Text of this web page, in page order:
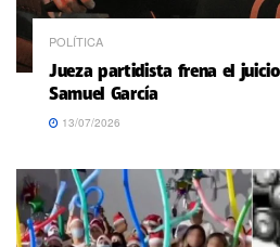
POLÍTICA
Jueza partidista frena el
Samuel García
13/07/2026